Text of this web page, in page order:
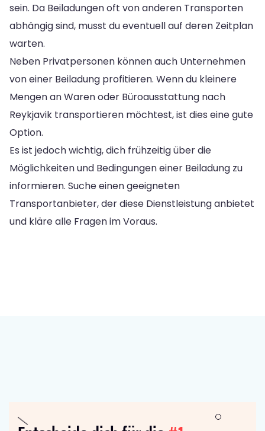
sein. Da Beiladungen oft von anderen Transporten
abhängig sind, musst du eventuell auf deren Zeitplan
warten.
Neben Privatpersonen können auch Unternehmen
von einer Beiladung profitieren. Wenn du kleinere
Mengen an Waren oder Büroausstattung nach
Reykjavik transportieren möchtest, ist dies eine gute
Option.
Es ist jedoch wichtig, dich frühzeitig über die
Möglichkeiten und Bedingungen einer Beiladung zu
informieren. Suche einen geeigneten
Transportanbieter, der diese Dienstleistung anbietet
und kläre alle Fragen im Voraus.